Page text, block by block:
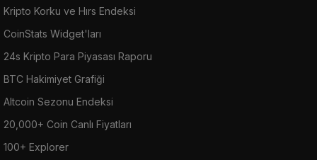
Kripto Korku ve Hırs Endeksi
CoinStats Widget'ları
24s Kripto Para Piyasası Raporu
BTC Hakimiyet Grafiği
Altcoin Sezonu Endeksi
20,000+ Coin Canlı Fiyatları
100+ Explorer